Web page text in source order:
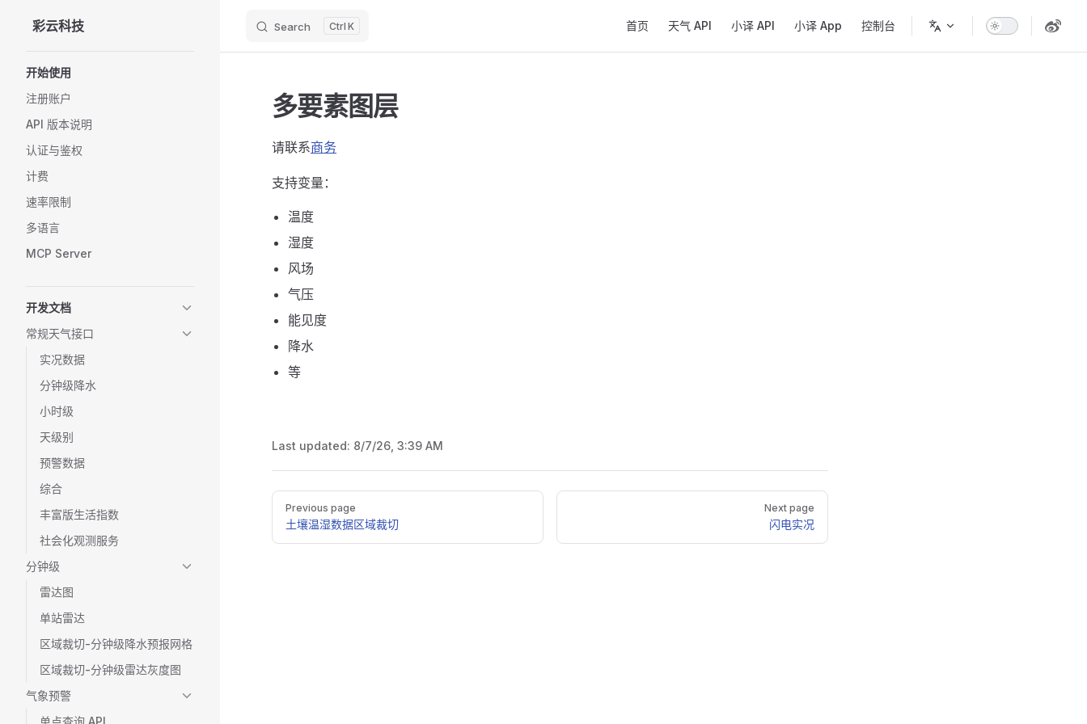
Skip to content
彩云科技 Search K 首页 天气 API 小译 API 小译 App 控制台
开始使用
注册账户
API 版本说明
认证与鉴权
计费
速率限制
多语言
MCP Server
开发文档
常规天气接口
实况数据
分钟级降水
小时级
天级别
预警数据
综合
丰富版生活指数
社会化观测服务
分钟级
雷达图
单站雷达
区域裁切-分钟级降水预报网格
区域裁切-分钟级雷达灰度图
气象预警
单点查询 API
多要素图层
请联系商务
支持变量：
温度
湿度
风场
气压
能见度
降水
等
Last updated: 8/7/26, 3:39 AM
Pager
Previous page
土壤温湿数据区域裁切
Next page
闪电实况